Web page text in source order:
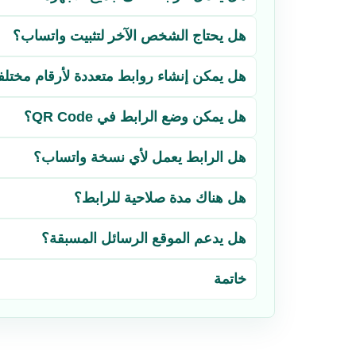
هل يحتاج الشخص الآخر لتثبيت واتساب؟
هل يمكن إنشاء روابط متعددة لأرقام
هل يمكن وضع الرابط في QR Code؟
هل الرابط يعمل لأي نسخة واتساب؟
هل هناك مدة صلاحية للرابط؟
هل يدعم الموقع الرسائل المسبقة؟
خاتمة